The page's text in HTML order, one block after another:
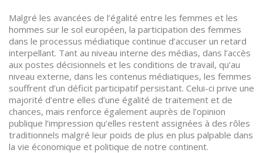
Malgré les avancées de l’égalité entre les femmes et les
hommes sur le sol européen, la participation des femmes
dans le processus médiatique continue d’accuser un retard
interpellant. Tant au niveau interne des médias, dans l’accès
aux postes décisionnels et les conditions de travail, qu’au
niveau externe, dans les contenus médiatiques, les femmes
souffrent d’un déficit participatif persistant. Celui-ci prive une
majorité d’entre elles d’une égalité de traitement et de
chances, mais renforce également auprès de l’opinion
publique l’impression qu’elles restent assignées à des rôles
traditionnels malgré leur poids de plus en plus palpable dans
la vie économique et politique de notre continent.